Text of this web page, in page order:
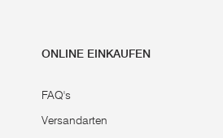
ONLINE EINKAUFEN
FAQ's
Versandarten